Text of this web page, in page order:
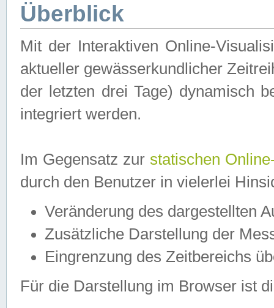
Überblick
Mit der Interaktiven Online-
aktueller gewässerkundlicher
der letzten drei Tage) dynamisch
integriert werden.
Im Gegensatz zur statischen
durch den Benutzer in vielerlei
Veränderung des dargestellten
Zusätzliche Darstellung der
Eingrenzung des Zeitbereichs
Für die Darstellung im Browser ist